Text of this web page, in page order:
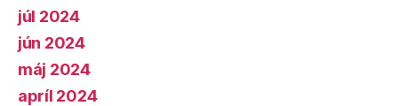
júl 2024
jún 2024
máj 2024
apríl 2024